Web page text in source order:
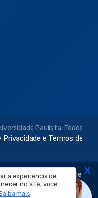
a experiência de
no site, você
mais
Paulista. Todos
Privacidade e Termos de
neste site são de
de Ensino Objetivo e
– UNIP.
X